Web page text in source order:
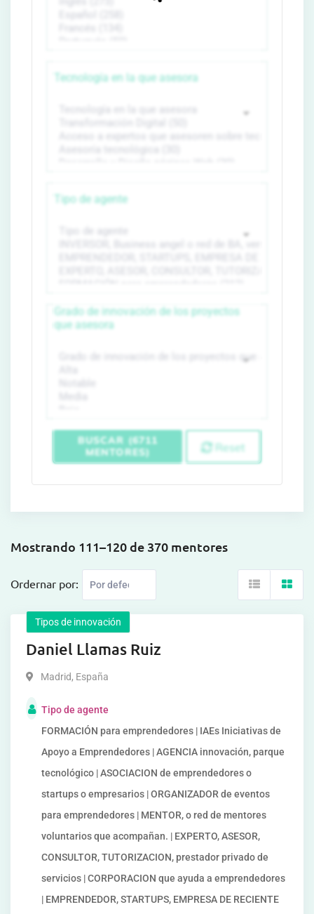
Tecnología en la que asesora
Tipo de agente
Grado de innovación de los proyectos
que asesora
BUSCAR (6711
MENTORES)
Reset
Mostrando 111–120 de 370 mentores
Ordernar por:
Tipos de innovación
Daniel Llamas Ruiz
Madrid, España
Tipo de agente
FORMACIÓN para emprendedores | IAEs Iniciativas de
Apoyo a Emprendedores | AGENCIA innovación, parque
tecnológico | ASOCIACION de emprendedores o
startups o empresarios | ORGANIZADOR de eventos
para emprendedores | MENTOR, o red de mentores
voluntarios que acompañan. | EXPERTO, ASESOR,
CONSULTOR, TUTORIZACION, prestador privado de
servicios | CORPORACION que ayuda a emprendedores
| EMPRENDEDOR, STARTUPS, EMPRESA DE RECIENTE